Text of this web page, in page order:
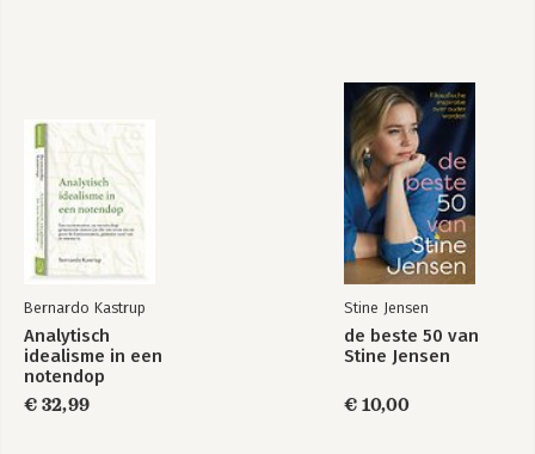
Bernardo Kastrup
Analytisch
idealisme in een
notendop
€ 32,99
Stine Jensen
de beste 50 van
Stine Jensen
€ 10,00